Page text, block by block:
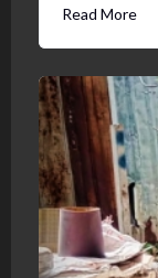
Read More